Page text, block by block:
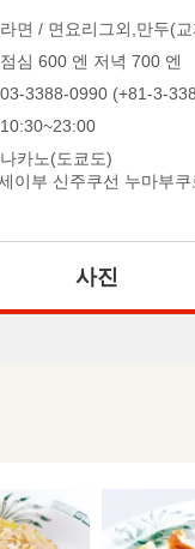
라면 / 면요리그외,만두(
점심 600 엔 저녁 700 엔
03-3388-0990 (+81-3-
10:30~23:00
나카노(도쿄도)
이부 신주쿠선 누마부
사진